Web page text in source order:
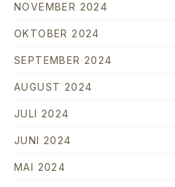
NOVEMBER 2024
OKTOBER 2024
SEPTEMBER 2024
AUGUST 2024
JULI 2024
JUNI 2024
MAI 2024